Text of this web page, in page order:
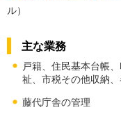
ル）
主な業務
戸籍、住民基本台帳
祉、市税その他収納
藤代庁舎の管理